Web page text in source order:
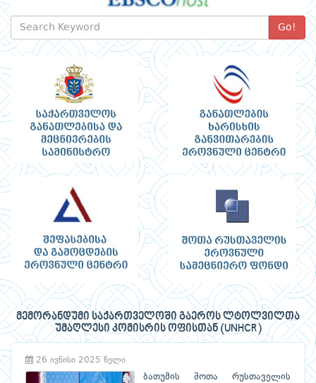
Go!
მემორანდუმი საქართველოში გაეროს ლტოლვილთა
უმაღლესი კომისრის ოფისთან (UNHCR)
26 ივნისი 2025 წელი
ბათუმის შოთა რუსთაველის